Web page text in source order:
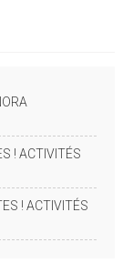
! ACTIVITÉS
! ACTIVITÉS